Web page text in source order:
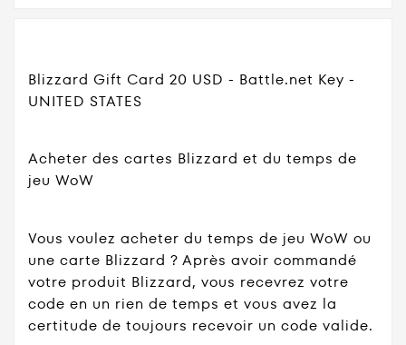
Blizzard Gift Card 20 USD - Battle.net Key -
UNITED STATES
Acheter des cartes Blizzard et du temps de
jeu WoW
Vous voulez acheter du temps de jeu WoW ou
une carte Blizzard ? Après avoir commandé
votre produit Blizzard, vous recevrez votre
code en un rien de temps et vous avez la
certitude de toujours recevoir un code valide.